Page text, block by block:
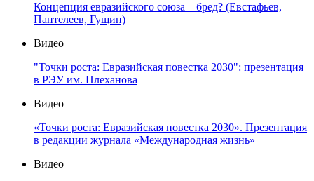
Концепция евразийского союза – бред? (Евстафьев,
Пантелеев, Гущин)
Видео
"Точки роста: Евразийская повестка 2030": презентация
в РЭУ им. Плеханова
Видео
«Точки роста: Евразийская повестка 2030». Презентация
в редакции журнала «Международная жизнь»
Видео